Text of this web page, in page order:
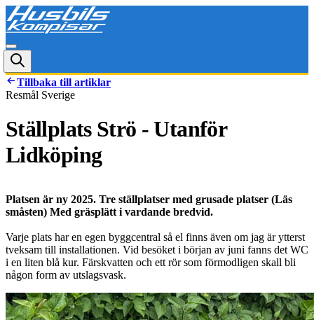
Tillbaka till artiklar
Resmål Sverige
Ställplats Strö - Utanför
Lidköping
Platsen är ny 2025. Tre ställplatser med grusade platser (Läs
småsten) Med gräsplätt i vardande bredvid.
Varje plats har en egen byggcentral så el finns även om jag är ytterst
tveksam till installationen. Vid besöket i början av juni fanns det WC
i en liten blå kur. Färskvatten och ett rör som förmodligen skall bli
någon form av utslagsvask.